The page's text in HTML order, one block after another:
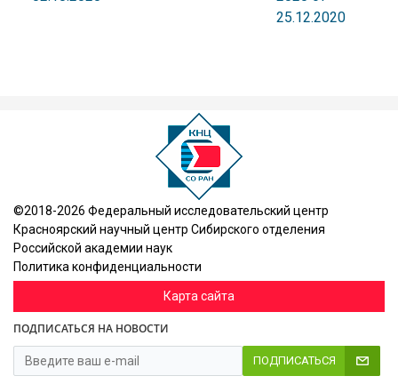
25.12.2020
©2018-2026 Федеральный исследовательский центр
Красноярский научный центр Сибирского отделения
Российской академии наук
Политика конфиденциальности
Карта сайта
ПОДПИСАТЬСЯ НА НОВОСТИ
ПОДПИСАТЬСЯ